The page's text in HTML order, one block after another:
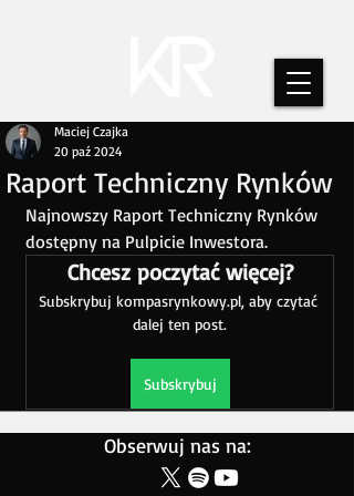
Raport Techniczny Rynków
Maciej Czajka
20 paź 2024
Najnowszy Raport Techniczny Rynków
dostępny na Pulpicie Inwestora.
Chcesz poczytać więcej?
Subskrybuj kompasrynkowy.pl, aby czytać
dalej ten post.
Subskrybuj
Obserwuj nas na: